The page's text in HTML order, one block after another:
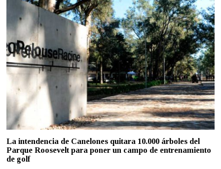
La intendencia de Canelones quitara 10.000 árboles del
Parque Roosevelt para poner un campo de entrenamiento
de golf